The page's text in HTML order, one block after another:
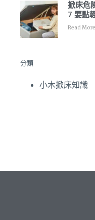
掀床危
7 要點
Read
分類
小木掀床知識